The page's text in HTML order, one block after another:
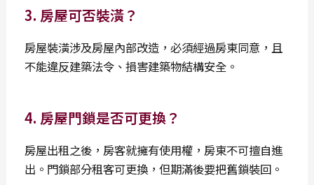
3. 房屋可否裝潢？
房屋裝潢涉及房屋內部改造，必須經過房東同意，且
不能違反建築法令、損害建築物結構安全。
4. 房屋門鎖是否可更換？
房屋出租之後，房客就擁有使用權，房東不可擅自進
出。門鎖部分租客可更換，但期滿後要把舊鎖裝回。